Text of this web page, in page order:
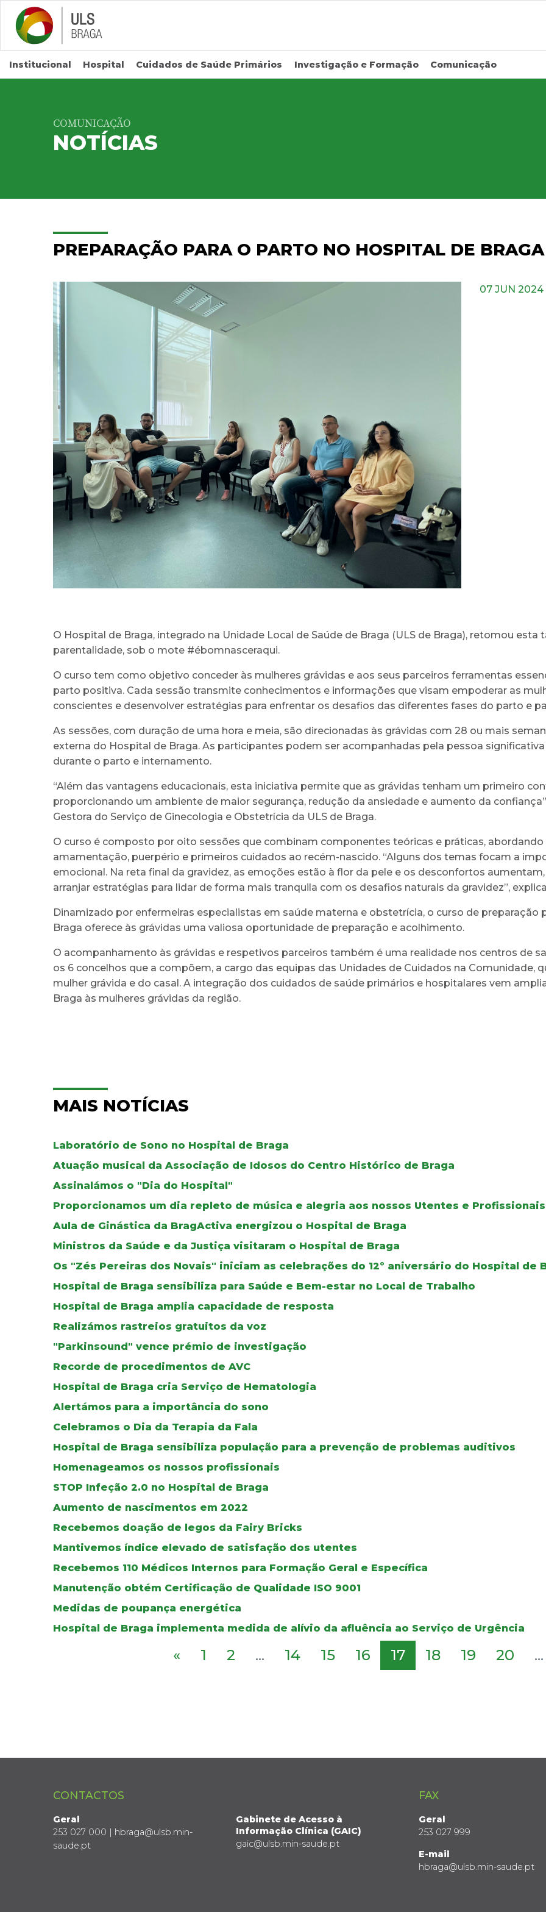
Saltar para conteúdo principal
Institucional Hospital Cuidados de Saúde Primários Investigação e Formação Comunicação
COMUNICAÇÃO
NOTÍCIAS
PREPARAÇÃO PARA O PARTO NO HOSPITAL DE BRAGA
07 JUN 2024
O Hospital de Braga, integrado na Unidade Local de Saúde de Braga (ULS de Braga), retomou
parentalidade, sob o mote #ébomnasceraqui.
O curso tem como objetivo conceder às mulheres grávidas e aos seus parceiros ferramentas
parto positiva. Cada sessão transmite conhecimentos e informações que visam empoderar as
conscientes e desenvolver estratégias para enfrentar os desafios das diferentes fases do parto e
As sessões, com duração de uma hora e meia, são direcionadas às grávidas com 28 ou mais
externa do Hospital de Braga. As participantes podem ser acompanhadas pela pessoa
durante o parto e internamento.
“Além das vantagens educacionais, esta iniciativa permite que as grávidas tenham um primeiro
proporcionando um ambiente de maior segurança, redução da ansiedade e aumento da
Gestora do Serviço de Ginecologia e Obstetrícia da ULS de Braga.
O curso é composto por oito sessões que combinam componentes teóricas e práticas,
amamentação, puerpério e primeiros cuidados ao recém-nascido. “Alguns dos temas focam a
emocional. Na reta final da gravidez, as emoções estão à flor da pele e os desconfortos
arranjar estratégias para lidar de forma mais tranquila com os desafios naturais da gravidez”,
Dinamizado por enfermeiras especialistas em saúde materna e obstetrícia, o curso de
Braga oferece às grávidas uma valiosa oportunidade de preparação e acolhimento.
O acompanhamento às grávidas e respetivos parceiros também é uma realidade nos centros de
os 6 concelhos que a compõem, a cargo das equipas das Unidades de Cuidados na Comunidade,
mulher grávida e do casal. A integração dos cuidados de saúde primários e hospitalares vem
Braga às mulheres grávidas da região.
MAIS NOTÍCIAS
Laboratório de Sono no Hospital de Braga
Atuação musical da Associação de Idosos do Centro Histórico de Braga
Assinalámos o "Dia do Hospital"
Proporcionamos um dia repleto de música e alegria aos nossos Utentes e Profissionais
Aula de Ginástica da BragActiva energizou o Hospital de Braga
Ministros da Saúde e da Justiça visitaram o Hospital de Braga
Os "Zés Pereiras dos Novais" iniciam as celebrações do 12º aniversário do Hospital de
Hospital de Braga sensibiliza para Saúde e Bem-estar no Local de Trabalho
Hospital de Braga amplia capacidade de resposta
Realizámos rastreios gratuitos da voz
"Parkinsound" vence prémio de investigação
Recorde de procedimentos de AVC
Hospital de Braga cria Serviço de Hematologia
Alertámos para a importância do sono
Celebramos o Dia da Terapia da Fala
Hospital de Braga sensibiliza população para a prevenção de problemas auditivos
Homenageamos os nossos profissionais
STOP Infeção 2.0 no Hospital de Braga
Aumento de nascimentos em 2022
Recebemos doação de legos da Fairy Bricks
Mantivemos índice elevado de satisfação dos utentes
Recebemos 110 Médicos Internos para Formação Geral e Específica
Manutenção obtém Certificação de Qualidade ISO 9001
Medidas de poupança energética
Hospital de Braga implementa medida de alívio da afluência ao Serviço de Urgência
« 1 2 ... 14 15 16 17 18 19 20 ...
CONTACTOS
Geral
253 027 000 | hbraga@ulsb.min-
saude.pt
Gabinete de Acesso à
Informação Clínica (GAIC)
gaic@ulsb.min-saude.pt
FAX
Geral
253 027 999
E-mail
hbraga@ulsb.min-saude.pt